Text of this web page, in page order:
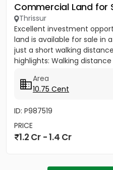
Commercial Land for
Thrissur
Excellent investment
land is available for sale in
just a short walking
highlights: Walking
Area
10.75 Cent
ID: P987519
PRICE
1.2 Cr - 1.4 Cr